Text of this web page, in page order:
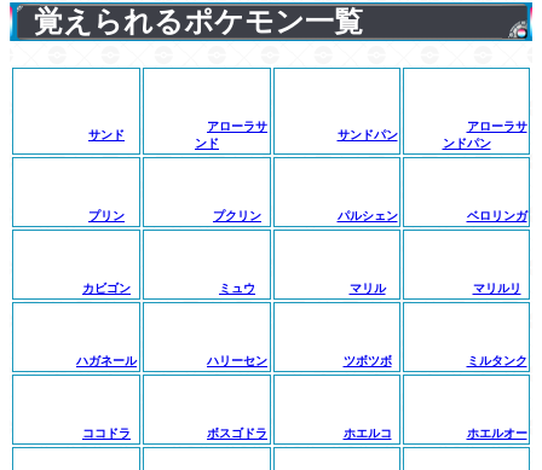
覚えられるポケモン一覧
サンド
アローラサ
ンド
サンドパン
アローラサ
ンドパン
プリン プクリン パルシェン ベロリンガ
カビゴン ミュウ マリル マリルリ
ハガネール ハリーセン ツボツボ ミルタンク
ココドラ ボスゴドラ ホエルコ ホエルオー